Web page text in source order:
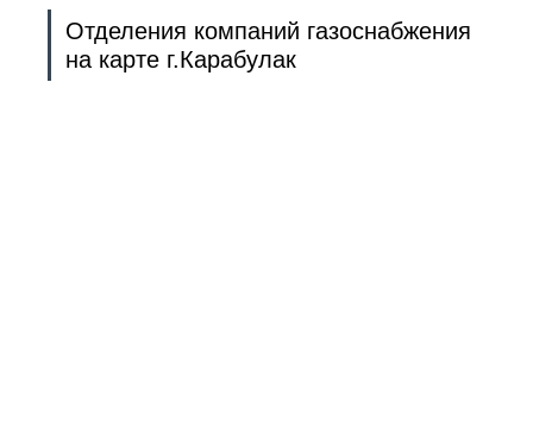
Отделения компаний газоснабжения
на карте г.Карабулак